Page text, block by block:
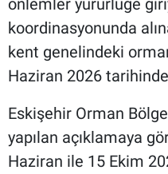
önlemler yürürlüğe
koordinasyonunda
kent genelindeki
Haziran 2026
Eskişehir Orman
yapılan açıklamaya
Haziran ile 15 Ekim